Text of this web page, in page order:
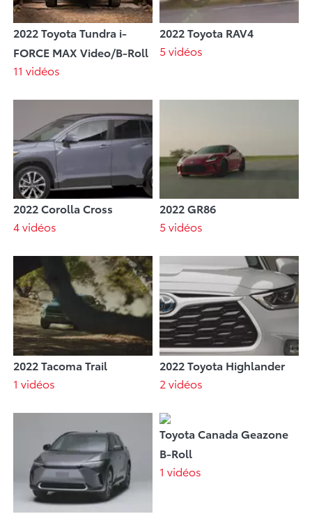
2022 Toyota Tundra i-
FORCE MAX Video/B-Roll
11 vidéos
2022 Toyota RAV4
5 vidéos
2022 Corolla Cross
4 vidéos
2022 GR86
5 vidéos
2022 Tacoma Trail
1 vidéos
2022 Toyota Highlander
2 vidéos
Toyota Canada Geazone
B-Roll
1 vidéos